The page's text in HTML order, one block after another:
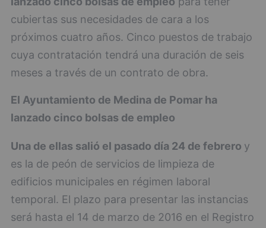
cubiertas sus necesidades de cara a los
próximos cuatro años. Cinco puestos de trabajo
cuya contratación tendrá una duración de seis
meses a través de un contrato de obra.
El Ayuntamiento de Medina de Pomar ha
lanzado cinco bolsas de empleo
Una de ellas salió el pasado día 24 de febrero y
es la de peón de servicios de limpieza de
edificios municipales en régimen laboral
temporal. El plazo para presentar las instancias
será hasta el 14 de marzo de 2016 en el Registro